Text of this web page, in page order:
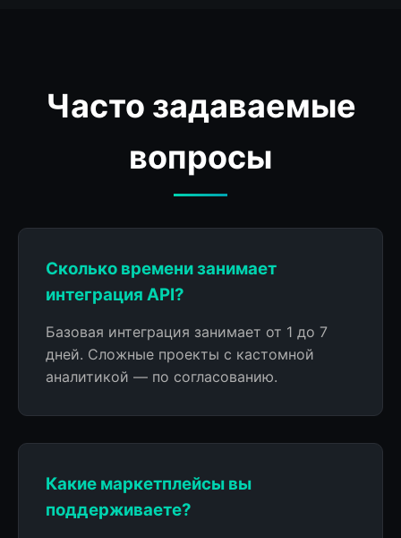
Часто задаваемые
вопросы
Сколько времени занимает
интеграция API?
Базовая интеграция занимает от 1 до 7
дней. Сложные проекты с кастомной
аналитикой — по согласованию.
Какие маркетплейсы вы
поддерживаете?